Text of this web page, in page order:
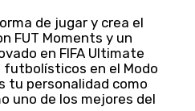
de jugar y crea el
FUT Moments y un
en FIFA Ultimate
futbolísticos en el Modo
tu personalidad como
uno de los mejores del